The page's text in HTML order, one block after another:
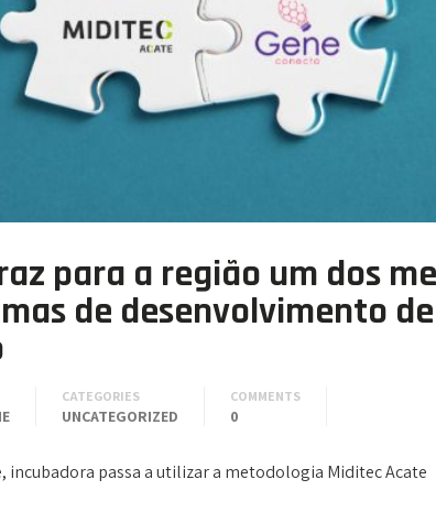
para a região um dos
de desenvolvimento
CATEGORIES
UNCATEGORIZED
COMMENTS
0
incubadora passa a utilizar a metodologia Miditec Acate